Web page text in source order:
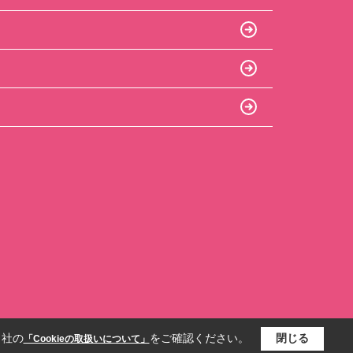
の「Cookieの取扱いについて」 をご確認ください。 閉じる